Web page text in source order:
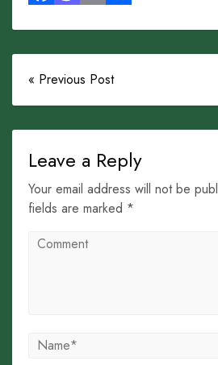
« Previous Post
Leave a Reply
Your email address will not be
fields are marked *